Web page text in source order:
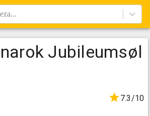
Jubileumsøl
7.3/10